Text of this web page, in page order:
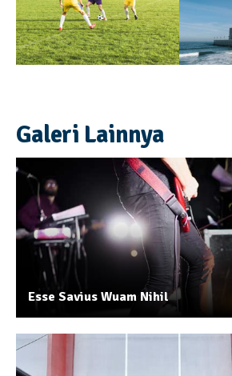
Galeri Lainnya
Esse Savius Wuam Nihil